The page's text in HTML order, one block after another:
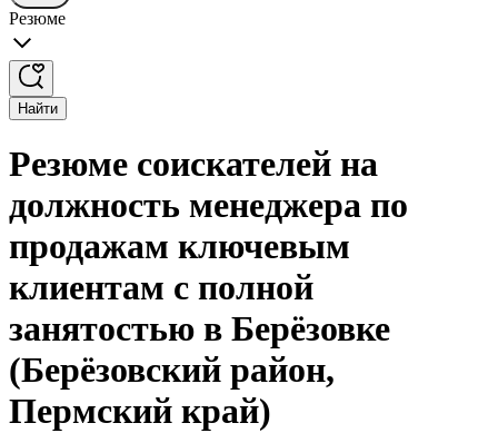
Резюме
Найти
Резюме соискателей на
должность менеджера по
продажам ключевым
клиентам с полной
занятостью в Берёзовке
(Берёзовский район,
Пермский край)